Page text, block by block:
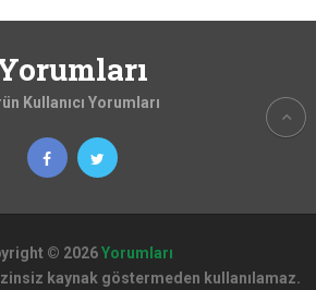
Kullanıcı Yorumları
© 2026Yorumları
kaynak göstermeden kullanılamaz.